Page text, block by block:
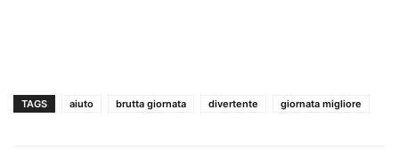
TAGS aiuto brutta giornata divertente giornata migliore